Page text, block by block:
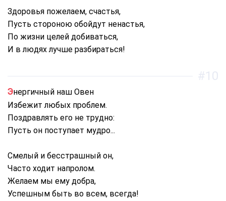
Здоровья пожелаем, счастья,
Пусть стороною обойдут ненастья,
По жизни целей добиваться,
И в людях лучше разбираться!
Энергичный наш Овен
Избежит любых проблем.
Поздравлять его не трудно:
Пусть он поступает мудро...
Смелый и бесстрашный он,
Часто ходит напролом.
Желаем мы ему добра,
Успешным быть во всем, всегда!
#10